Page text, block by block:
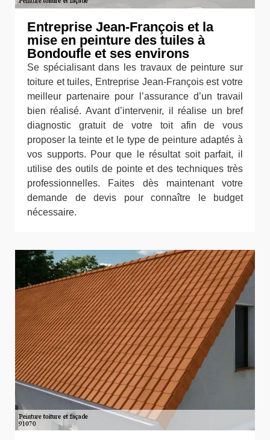
Entreprise Jean-François et la
mise en peinture des tuiles à
Bondoufle et ses environs
Se spécialisant dans les travaux de peinture sur
toiture et tuiles, Entreprise Jean-François est votre
meilleur partenaire pour l’assurance d’un travail
bien réalisé. Avant d’intervenir, il réalise un bref
diagnostic gratuit de votre toit afin de vous
proposer la teinte et le type de peinture adaptés à
vos supports. Pour que le résultat soit parfait, il
utilise des outils de pointe et des techniques très
professionnelles. Faites dès maintenant votre
demande de devis pour connaître le budget
nécessaire.